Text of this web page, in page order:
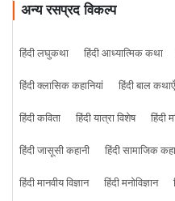
अन्य रसप्रद विकल्प
हिंदी लघुकथा हिंदी आध्यात्मिक कथा
हिंदी क्लासिक कहानियां
हिंदी बाल कथाएँ
हिंदी कविता
हिंदी यात्रा विशेष हिंदी
हिंदी जासूसी कहानी
हिंदी सामाजिक
हिंदी मानवीय विज्ञान
हिंदी मनोविज्ञान